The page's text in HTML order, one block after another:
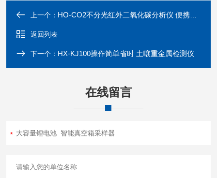
上一个： HO-CO2不分光红外二氧化碳分析仪 便携式气体检测
返回列表
下一个： HX-KJ100操作简单省时 土嚷重金属检测仪
在线留言